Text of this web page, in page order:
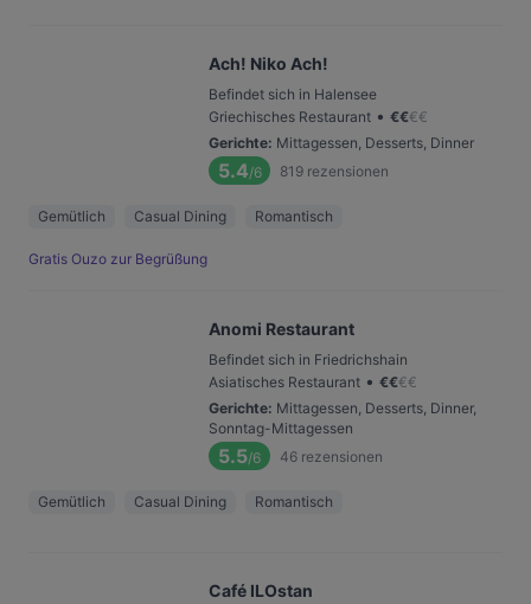
Ach! Niko Ach!
Befindet sich in Halensee
Griechisches Restaurant • €€€€
Gerichte: Mittagessen, Desserts, Dinner
5.4/6 819 rezensionen
Gemütlich Casual Dining Romantisch
Gratis Ouzo zur Begrüßung
Anomi Restaurant
Befindet sich in Friedrichshain
Asiatisches Restaurant • €€€€
Gerichte: Mittagessen, Desserts, Dinner,
Sonntag-Mittagessen
5.5/6 46 rezensionen
Gemütlich Casual Dining Romantisch
Café ILOstan